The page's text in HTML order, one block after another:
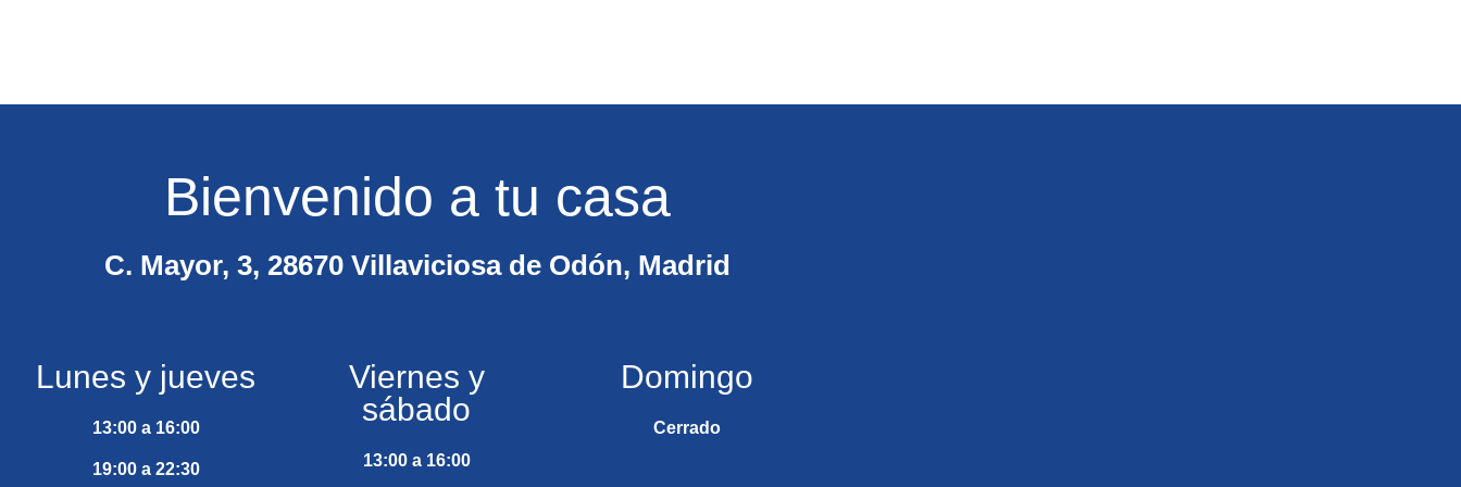
Bienvenido a tu casa
C. Mayor, 3, 28670 Villaviciosa de Odón, Madrid
Lunes y jueves
13:00 a 16:00
19:00 a 22:30
Viernes y
sábado
13:00 a 16:00
Domingo
Cerrado